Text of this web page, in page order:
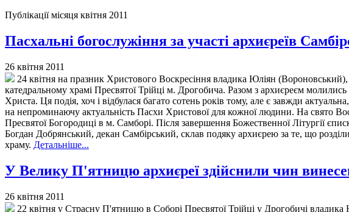
Публікації місяця квітня 2011
Пасхальні богослужіння за участі архиєреїв
26 квітня 2011
24 квітня на празник Христового Воскресіння владика Юліян
катедральному храмі Пресвятої Трійці м. Дрогобича. Разом з архиєреєм
Христа. Ця подія, хоч і відбулася багато сотень років тому, але є завжди
на непроминаючу актуальність Пасхи Христової для кожної людини. На свято
Пресвятої Богородиці в м. Самборі. Після завершення Божественної Літургії
Богдан Добрянський, декан Самбірський, склав подяку архиєрею за те, що
храму. Детальніше...
У Велику П'ятницю архиєреї здійснили чин
26 квітня 2011
22 квітня у Страсну П'ятницю в Соборі Пресвятої Трійці у Дрогобичі